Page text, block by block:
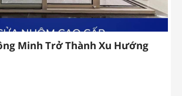
Minh Trở Thành Xu Hướng